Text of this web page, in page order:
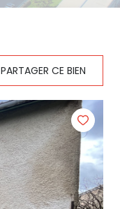
PARTAGER CE BIEN